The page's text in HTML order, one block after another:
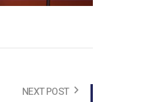
NEXT POST